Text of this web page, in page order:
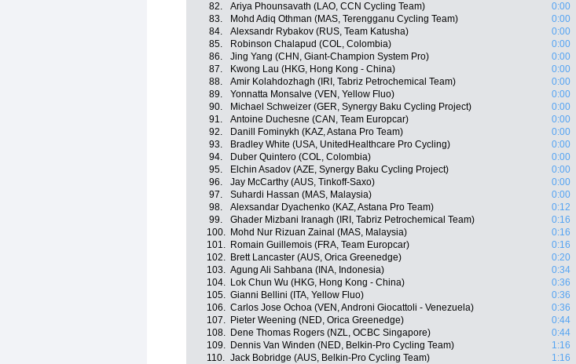
82.
Ariya Phounsavath (LAO, CCN Cycling Team)
0:00
83.
Mohd Adiq Othman (MAS, Terengganu Cycling Team)
0:00
84.
Alexsandr Rybakov (RUS, Team Katusha)
0:00
85.
Robinson Chalapud (COL, Colombia)
0:00
86.
Jing Yang (CHN, Giant-Champion System Pro)
0:00
87.
Kwong Lau (HKG, Hong Kong - China)
0:00
88.
Amir Kolahdozhagh (IRI, Tabriz Petrochemical Team)
0:00
89.
Yonnatta Monsalve (VEN, Yellow Fluo)
0:00
90.
Michael Schweizer (GER, Synergy Baku Cycling Project)
0:00
91.
Antoine Duchesne (CAN, Team Europcar)
0:00
92.
Danill Fominykh (KAZ, Astana Pro Team)
0:00
93.
Bradley White (USA, UnitedHealthcare Pro Cycling)
0:00
94.
Duber Quintero (COL, Colombia)
0:00
95.
Elchin Asadov (AZE, Synergy Baku Cycling Project)
0:00
96.
Jay McCarthy (AUS, Tinkoff-Saxo)
0:00
97.
Suhardi Hassan (MAS, Malaysia)
0:00
98.
Alexsandar Dyachenko (KAZ, Astana Pro Team)
0:12
99.
Ghader Mizbani Iranagh (IRI, Tabriz Petrochemical Team)
0:16
100.
Mohd Nur Rizuan Zainal (MAS, Malaysia)
0:16
101.
Romain Guillemois (FRA, Team Europcar)
0:16
102.
Brett Lancaster (AUS, Orica Greenedge)
0:20
103. Agung Ali Sahbana (INA, Indonesia)
0:34
104.
Lok Chun Wu (HKG, Hong Kong - China)
0:36
105. Gianni Bellini (ITA, Yellow Fluo)
0:36
106. Carlos Jose Ochoa (VEN, Androni Giocattoli - Venezuela)
0:36
107.
Pieter Weening (NED, Orica Greenedge)
0:44
108.
Dene Thomas Rogers (NZL, OCBC Singapore)
0:44
109.
Dennis Van Winden (NED, Belkin-Pro Cycling Team)
1:16
110. Jack Bobridge (AUS, Belkin-Pro Cycling Team)
1:16